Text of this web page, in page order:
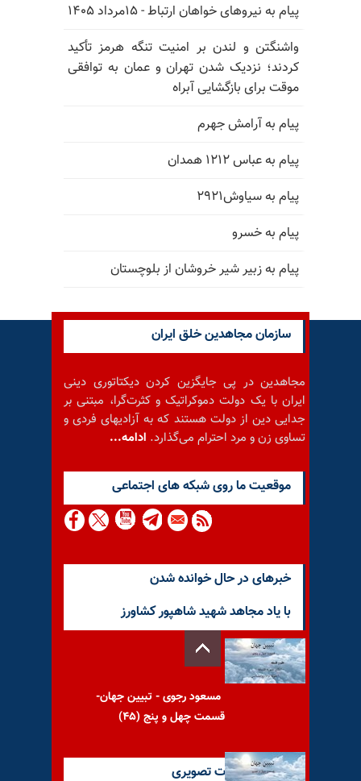
پیام به نیروهای خواهان ارتباط - ۱۵مرداد ۱۴۰۵
واشنگتن و لندن بر امنیت تنگه هرمز تأکید
کردند؛ نزدیک شدن تهران و عمان به توافقی
موقت برای بازگشایی آبراه
پیام به آرامش جهرم
پیام به عباس ۱۲۱۲ همدان
پیام به سیاوش۲۹۲۱
پیام به خسرو
پیام به زبیر شیر خروشان از بلوچستان
سازمان مجاهدین خلق ایران
مجاهدین در پی جایگزین کردن دیکتاتوری دینی
ایران با یک دولت دموکراتیک و کثرت‌گرا، مبتنی بر
جدایی دین از دولت هستند که به آزادیهای فردی و
تساوی زن و مرد احترام می‌گذارد. ادامه...
موقعيت ما روى شبكه هاى اجتماعى
خبرهای در حال خوانده شدن
با یاد مجاهد شهید شاهپور کشاورز
مسعود رجوی - تبیین جهان-
قسمت چهل و پنج (۴۵)
آخرین گزارشات تصویری